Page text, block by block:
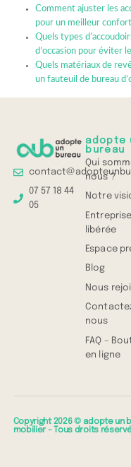
Comment ajuster les
pour un meilleur
Quels types
d’occasion pour éviter
Quels matériaux de
un fauteuil de bureau
07 57 18 44
05
adopte
bureau
Qui
nous ?
Notre
Entreprise
libérée
Espace
Blog
Nous
nous
FAQ –
en ligne
Copyright 2026 © adopte un
mobilier – Tous droits